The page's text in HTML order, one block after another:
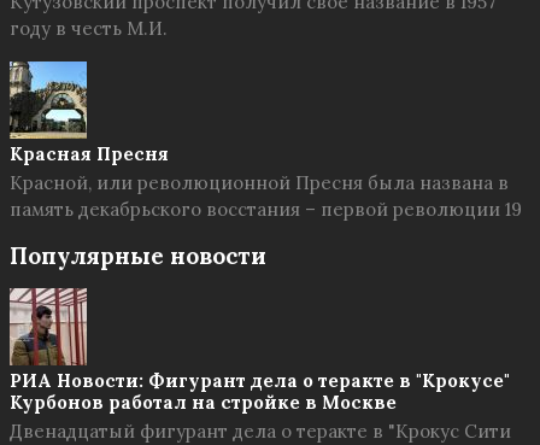
году в честь М.И.
Красная Пресня
Красной, или революционной Пресня была названа в
память декабрьского восстания – первой революции 19
Популярные новости
РИА Новости: Фигурант дела о теракте в "Крокусе"
Курбонов работал на стройке в Москве
Двенадцатый фигурант дела о теракте в "Крокус Сити